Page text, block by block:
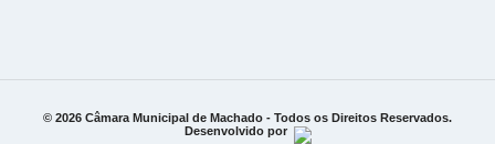
© 2026 Câmara Municipal de Machado - Todos os Direitos Reservados.
Desenvolvido por